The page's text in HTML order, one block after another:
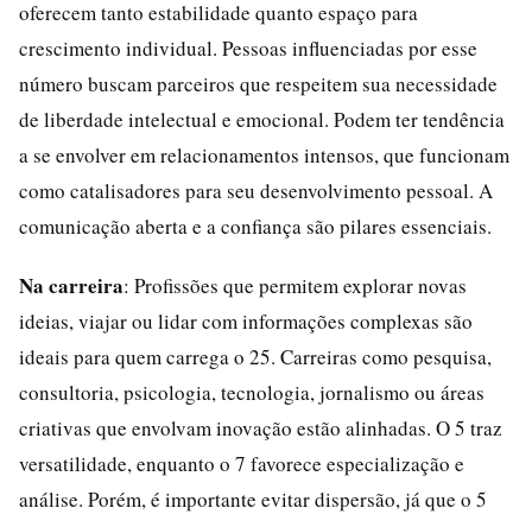
oferecem tanto estabilidade quanto espaço para
crescimento individual. Pessoas influenciadas por esse
número buscam parceiros que respeitem sua necessidade
de liberdade intelectual e emocional. Podem ter tendência
a se envolver em relacionamentos intensos, que funcionam
como catalisadores para seu desenvolvimento pessoal. A
comunicação aberta e a confiança são pilares essenciais.
Na carreira: Profissões que permitem explorar novas
ideias, viajar ou lidar com informações complexas são
ideais para quem carrega o 25. Carreiras como pesquisa,
consultoria, psicologia, tecnologia, jornalismo ou áreas
criativas que envolvam inovação estão alinhadas. O 5 traz
versatilidade, enquanto o 7 favorece especialização e
análise. Porém, é importante evitar dispersão, já que o 5